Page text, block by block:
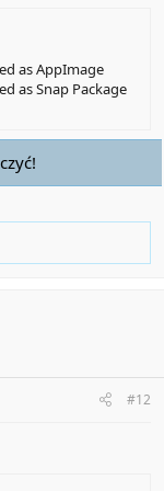
as AppImage
as Snap Package
#12